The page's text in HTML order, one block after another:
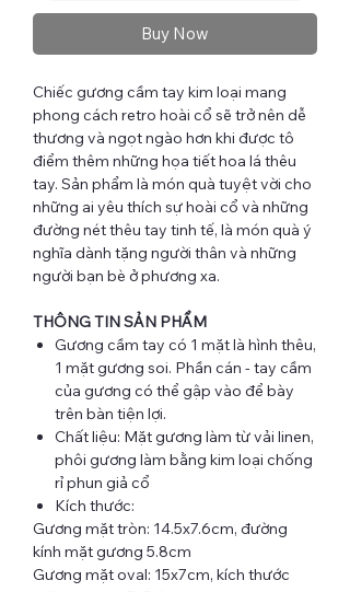
Buy Now
Chiếc gương cầm tay kim loại mang
phong cách retro hoài cổ sẽ trở nên dễ
thương và ngọt ngào hơn khi được tô
điểm thêm những họa tiết hoa lá thêu
tay. Sản phẩm là món quà tuyệt vời cho
những ai yêu thích sự hoài cổ và những
đường nét thêu tay tinh tế, là món quà ý
nghĩa dành tặng người thân và những
người bạn bè ở phương xa.
THÔNG TIN SẢN PHẨM
Gương cầm tay có 1 mặt là hình thêu,
1 mặt gương soi. Phần cán - tay cầm
của gương có thể gập vào để bày
trên bàn tiện lợi.
Chất liệu: Mặt gương làm từ vải linen,
phôi gương làm bằng kim loại chống
rỉ phun giả cổ
Kích thước:
Gương mặt tròn: 14.5x7.6cm, đường
kính mặt gương 5.8cm
Gương mặt oval: 15x7cm, kích thước